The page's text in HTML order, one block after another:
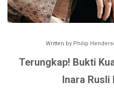
Written by Philip
Terungkap! Bukti
Inara Rusli